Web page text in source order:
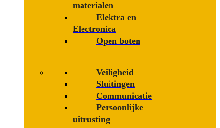
materialen
Elektra en
Electronica
Open boten
Veiligheid
Sluitingen
Communicatie
Persoonlijke
uitrusting